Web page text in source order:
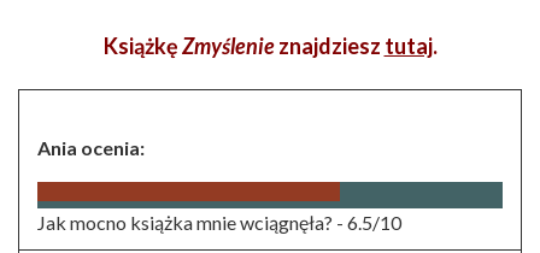
KsiążkęZmyślenieznajdziesz tutaj.
Ania ocenia:
Jak mocno książka mnie wciągnęła? - 6.5/10